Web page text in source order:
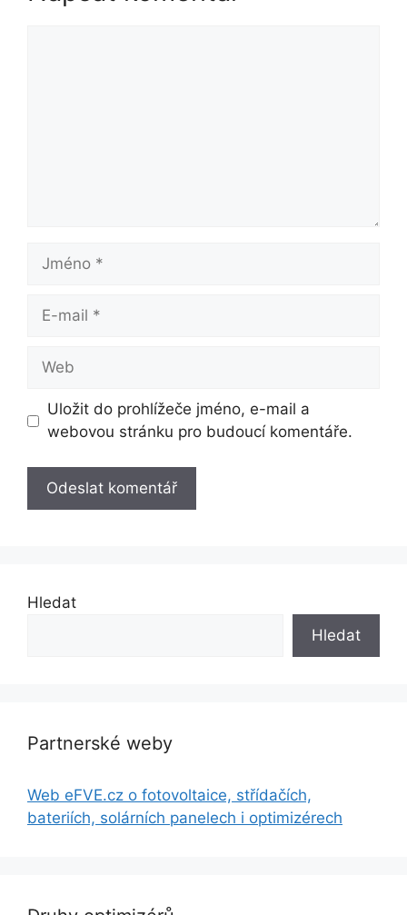
Jméno
Web
Uložit do prohlížeče jméno, e-mail a
webovou stránku pro budoucí komentáře.
Hledat
Hledat
Partnerské weby
Web eFVE.cz o fotovoltaice, střídačích,
bateriích, solárních panelech i optimizérech